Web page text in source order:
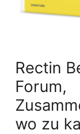
Rectin
Forum,
wo zu